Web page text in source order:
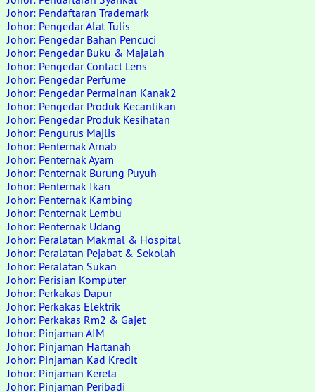
Johor: Pendaftaran Trademark
Johor: Pengedar Alat Tulis
Johor: Pengedar Bahan Pencuci
Johor: Pengedar Buku & Majalah
Johor: Pengedar Contact Lens
Johor: Pengedar Perfume
Johor: Pengedar Permainan Kanak2
Johor: Pengedar Produk Kecantikan
Johor: Pengedar Produk Kesihatan
Johor: Pengurus Majlis
Johor: Penternak Arnab
Johor: Penternak Ayam
Johor: Penternak Burung Puyuh
Johor: Penternak Ikan
Johor: Penternak Kambing
Johor: Penternak Lembu
Johor: Penternak Udang
Johor: Peralatan Makmal & Hospital
Johor: Peralatan Pejabat & Sekolah
Johor: Peralatan Sukan
Johor: Perisian Komputer
Johor: Perkakas Dapur
Johor: Perkakas Elektrik
Johor: Perkakas Rm2 & Gajet
Johor: Pinjaman AIM
Johor: Pinjaman Hartanah
Johor: Pinjaman Kad Kredit
Johor: Pinjaman Kereta
Johor: Pinjaman Peribadi